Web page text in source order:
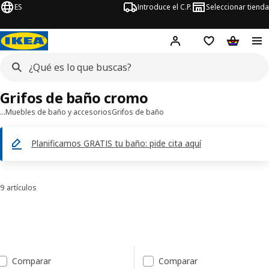
ES Introduce el C.P. Seleccionar tienda
Hej! Iniciar sesión
Lista de deseos
Carrito
…Muebles de baño y accesoriosGrifos de baño
Planificamos GRATIS tu baño: pide cita aquí
Grifos de baño cromo
Ordenar y filtrar
9 artículos
Lista de resultados
Comparar Comparar